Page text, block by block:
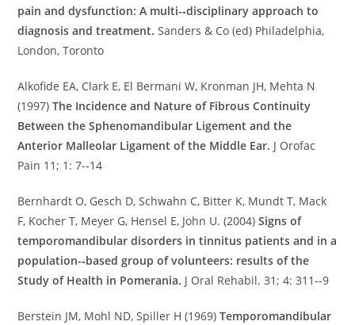
pain and dysfunction: A multi-­‐disciplinary approach to
diagnosis and treatment. Sanders & Co (ed) Philadelphia,
London, Toronto
Alkofide EA, Clark E, El Bermani W, Kronman JH, Mehta N
(1997)The Incidence and Nature of Fibrous Continuity
Between the Sphenomandibular Ligement and the
Anterior Malleolar Ligament of the Middle Ear. J Orofac
Pain 11; 1: 7-­‐14
Bernhardt O, Gesch D, Schwahn C, Bitter K, Mundt T, Mack
F, Kocher T, Meyer G, Hensel E, John U. (2004)Signs of
temporomandibular disorders in tinnitus patients and in a
population-­‐based group of volunteers: results of the
Study of Health in Pomerania. J Oral Rehabil. 31; 4: 311-­‐9
Berstein JM, Mohl ND, Spiller H (1969)Temporomandibular